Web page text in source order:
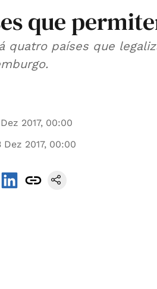
que
quatro países que
2017, 00:00
Dez 2017, 00:00